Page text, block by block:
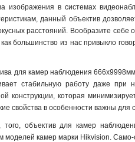
изображения в системах
данный объектив
расстояний. Вообразите
большинство из нас привыкло
для камер наблюдения
стабильную работу даже
конструкции, которая
свойства в особенности важны
того, объектив для камер
камер марки Hikvision.